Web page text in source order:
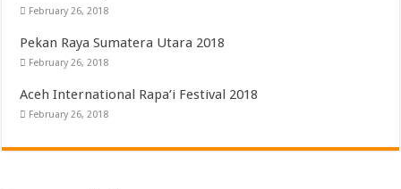
February 26, 2018
Pekan Raya Sumatera Utara 2018
February 26, 2018
Aceh International Rapa’i Festival 2018
February 26, 2018